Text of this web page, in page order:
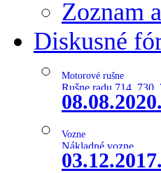
Zoznam
Diskusné
Motorové rušne
Rušne radu 714,
Vozne
Nákladné vozne